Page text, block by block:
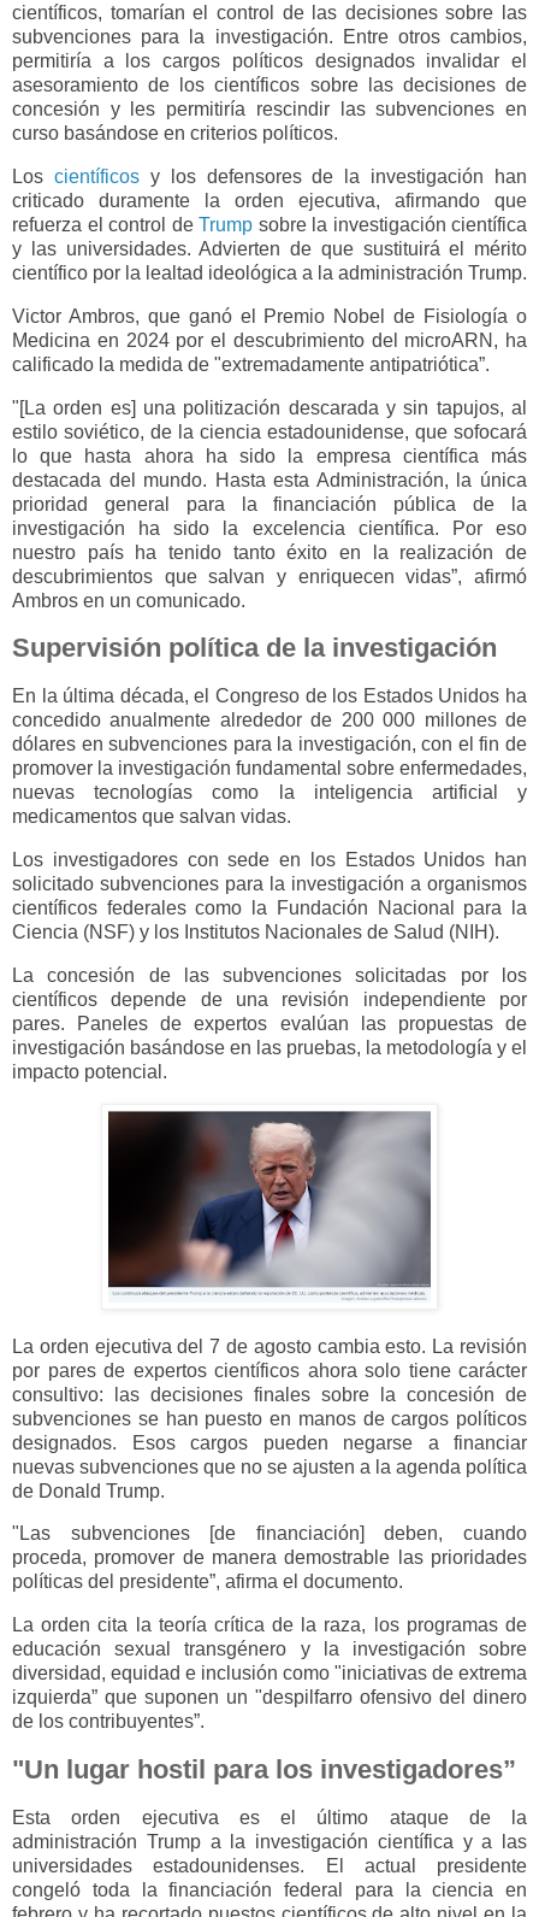
científicos, tomarían el control de las decisiones sobre las
subvenciones para la investigación. Entre otros cambios,
permitiría a los cargos políticos designados invalidar el
asesoramiento de los científicos sobre las decisiones de
concesión y les permitiría rescindir las subvenciones en
curso basándose en criterios políticos.
Los científicosy los defensores de la investigación han
criticado duramente la orden ejecutiva, afirmando que
refuerza el control de Trump sobre la investigación científica
y las universidades. Advierten de que sustituirá el mérito
científico por la lealtad ideológica a la administración Trump.
Victor Ambros, que ganó el Premio Nobel de Fisiología o
Medicina en 2024 por el descubrimiento del microARN, ha
calificado la medida de "extremadamente antipatriótica”.
"[La orden es] una politización descarada y sin tapujos, al
estilo soviético, de la ciencia estadounidense, que sofocará
lo que hasta ahora ha sido la empresa científica más
destacada del mundo. Hasta esta Administración, la única
prioridad general para la financiación pública de la
investigación ha sido la excelencia científica. Por eso
nuestro país ha tenido tanto éxito en la realización de
descubrimientos que salvan y enriquecen vidas”, afirmó
Ambros en un comunicado.
Supervisión política de la investigación
En la última década, el Congreso de los Estados Unidos ha
concedido anualmente alrededor de 200 000 millones de
dólares en subvenciones para la investigación, con el fin de
promover la investigación fundamental sobre enfermedades,
nuevas tecnologías como la inteligencia artificial y
medicamentos que salvan vidas.
Los investigadores con sede en los Estados Unidos han
solicitado subvenciones para la investigación a organismos
científicos federales como la Fundación Nacional para la
Ciencia (NSF) y los Institutos Nacionales de Salud (NIH).
La concesión de las subvenciones solicitadas por los
científicos depende de una revisión independiente por
pares. Paneles de expertos evalúan las propuestas de
investigación basándose en las pruebas, la metodología y el
impacto potencial.
La orden ejecutiva del 7 de agosto cambia esto. La revisión
por pares de expertos científicos ahora solo tiene carácter
consultivo: las decisiones finales sobre la concesión de
subvenciones se han puesto en manos de cargos políticos
designados. Esos cargos pueden negarse a financiar
nuevas subvenciones que no se ajusten a la agenda política
de Donald Trump.
"Las subvenciones [de financiación] deben, cuando
proceda, promover de manera demostrable las prioridades
políticas del presidente”, afirma el documento.
La orden cita la teoría crítica de la raza, los programas de
educación sexual transgénero y la investigación sobre
diversidad, equidad e inclusión como "iniciativas de extrema
izquierda” que suponen un "despilfarro ofensivo del dinero
de los contribuyentes”.
"Un lugar hostil para los investigadores”
Esta orden ejecutiva es el último ataque de la
administración Trump a la investigación científica y a las
universidades estadounidenses. El actual presidente
congeló toda la financiación federal para la ciencia en